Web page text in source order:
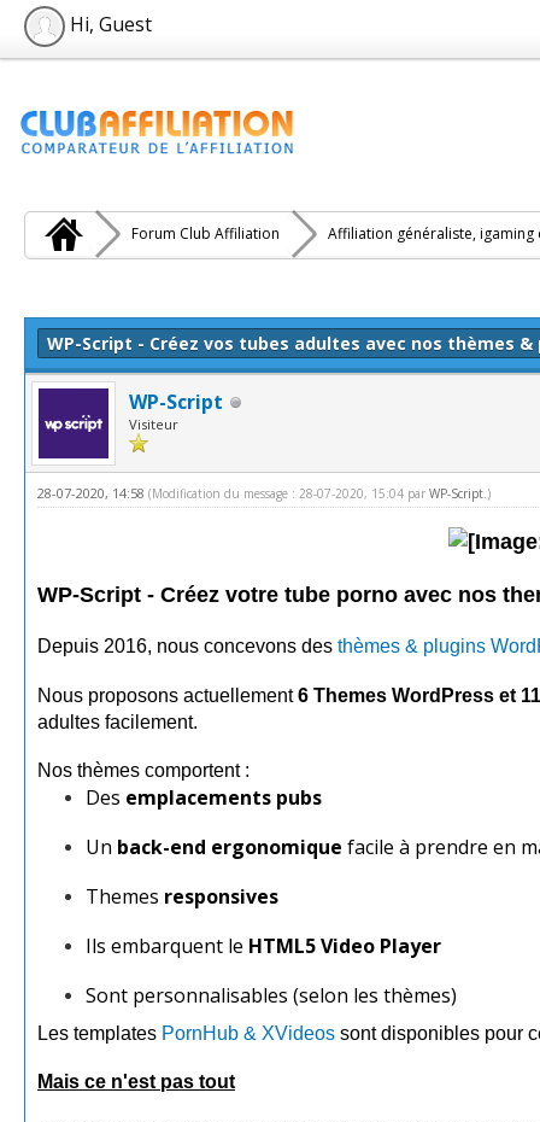
Hi, Guest
Forum Club Affiliation Affiliation généraliste, igaming
WP-Script - Créez vos tubes adultes avec nos thèmes &
WP-Script
Visiteur
28-07-2020, 14:58 (Modification du message : 28-07-2020, 15:04 par WP-Script.)
WP-Script - Créez votre tube porno avec nos
Depuis 2016, nous concevons des thèmes & plugins
Nous proposons actuellement6 Themes WordPress et
adultes facilement.
Nos thèmes comportent :
Des emplacements pubs
Un back-end ergonomique facile à prendre en
Themes responsives
Ils embarquent le HTML5 Video Player
Sont personnalisables (selon les thèmes)
Les templates PornHub & XVideos sont disponibles pour
Mais ce n'est pas tout